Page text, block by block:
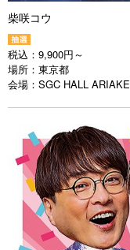
柴咲コウ
税込： 9,900円～
場所： 東京都
会場： SGC HALL ARIAKE